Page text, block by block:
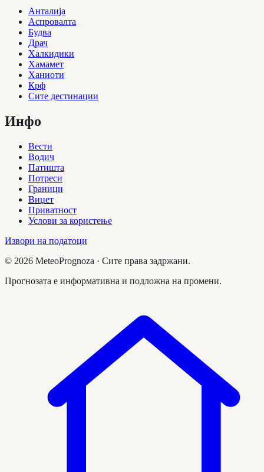
Анталија
Аспровалта
Будва
Драч
Халкидики
Хамамет
Ханиоти
Крф
Сите дестинации
Инфо
Вести
Водич
Патишта
Потреси
Граници
Виџет
Приватност
Услови за користење
Извори на податоци
© 2026 MeteoPrognoza · Сите права задржани.
Прогнозата е информативна и подложна на промени.